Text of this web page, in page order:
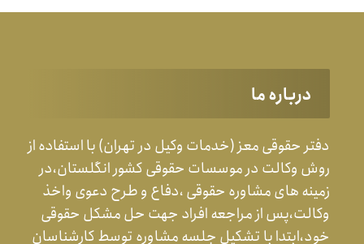
درباره ما
دفتر حقوقی معز (خدمات وکیل در تهران) با استفاده از
روش وکالت در موسسات حقوقی کشور انگلستان،در
زمینه های مشاوره حقوقی ،دفاع و طرح دعوی واخذ
وکالت،پس از مراجعه افراد جهت حل مشکل حقوقی
خود،ابتدا با تشکیل جلسه مشاوره توسط کارشناسان